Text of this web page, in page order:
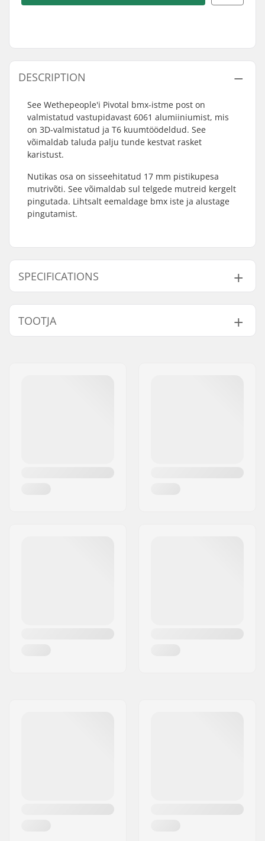
DESCRIPTION
See Wethepeople'i Pivotal bmx-istme post on
valmistatud vastupidavast 6061 alumiiniumist, mis
on 3D-valmistatud ja T6 kuumtöödeldud. See
võimaldab taluda palju tunde kestvat rasket
karistust.
Nutikas osa on sisseehitatud 17 mm pistikupesa
mutrivõti. See võimaldab sul telgede mutreid kergelt
pingutada. Lihtsalt eemaldage bmx iste ja alustage
pingutamist.
SPECIFICATIONS
Sadul:
Pivotal
Sadulaposti pikkus:
BMX sadula posti
25.4mm
TOOTJA